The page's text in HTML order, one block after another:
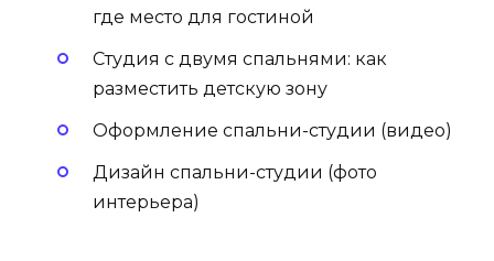
где место для гостиной
Студия с двумя спальнями: как
разместить детскую зону
Оформление спальни-студии (видео)
Дизайн спальни-студии (фото
интерьера)